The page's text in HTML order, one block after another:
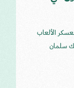
معسكر الألعاب
سلمان